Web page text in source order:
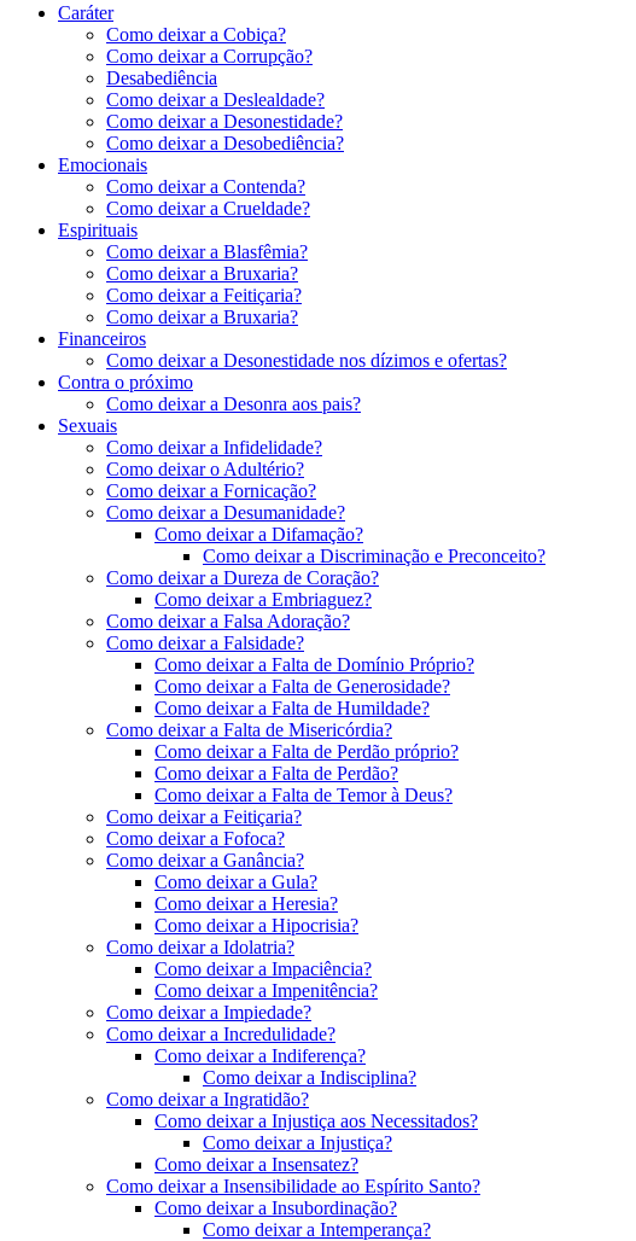
Caráter
Como deixar a Cobiça?
Como deixar a Corrupção?
Desabediência
Como deixar a Deslealdade?
Como deixar a Desonestidade?
Como deixar a Desobediência?
Emocionais
Como deixar a Contenda?
Como deixar a Crueldade?
Espirituais
Como deixar a Blasfêmia?
Como deixar a Bruxaria?
Como deixar a Feitiçaria?
Como deixar a Bruxaria?
Financeiros
Como deixar a Desonestidade nos dízimos e ofertas?
Contra o próximo
Como deixar a Desonra aos pais?
Sexuais
Como deixar a Infidelidade?
Como deixar o Adultério?
Como deixar a Fornicação?
Como deixar a Desumanidade?
Como deixar a Difamação?
Como deixar a Discriminação e Preconceito?
Como deixar a Dureza de Coração?
Como deixar a Embriaguez?
Como deixar a Falsa Adoração?
Como deixar a Falsidade?
Como deixar a Falta de Domínio Próprio?
Como deixar a Falta de Generosidade?
Como deixar a Falta de Humildade?
Como deixar a Falta de Misericórdia?
Como deixar a Falta de Perdão próprio?
Como deixar a Falta de Perdão?
Como deixar a Falta de Temor à Deus?
Como deixar a Feitiçaria?
Como deixar a Fofoca?
Como deixar a Ganância?
Como deixar a Gula?
Como deixar a Heresia?
Como deixar a Hipocrisia?
Como deixar a Idolatria?
Como deixar a Impaciência?
Como deixar a Impenitência?
Como deixar a Impiedade?
Como deixar a Incredulidade?
Como deixar a Indiferença?
Como deixar a Indisciplina?
Como deixar a Ingratidão?
Como deixar a Injustiça aos Necessitados?
Como deixar a Injustiça?
Como deixar a Insensatez?
Como deixar a Insensibilidade ao Espírito Santo?
Como deixar a Insubordinação?
Como deixar a Intemperança?